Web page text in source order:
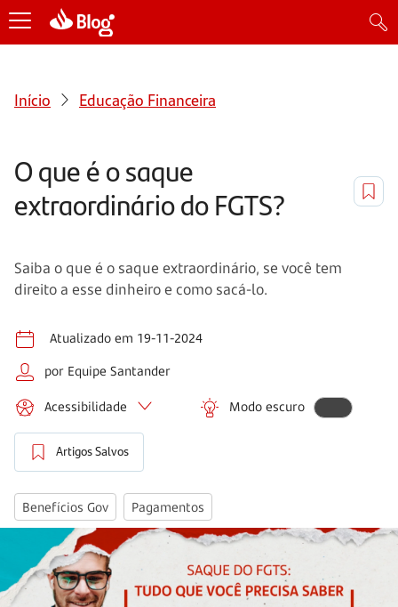
Início Educação Financeira
O que é o saque
extraordinário do FGTS?
Saiba o que é o saque extraordinário, se você tem
direito a esse dinheiro e como sacá-lo.
Atualizado em 19-11-2024
por Equipe Santander
Acessibilidade Modo escuro
Artigos Salvos
Benefícios Gov Pagamentos